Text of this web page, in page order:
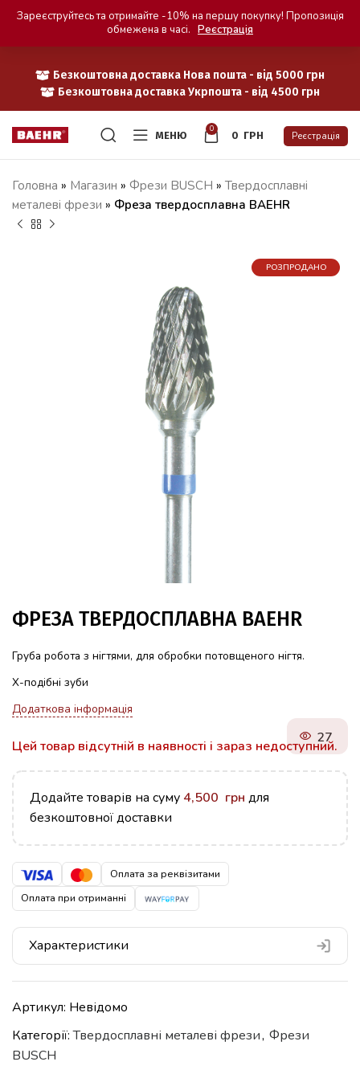
Безкоштовна доставка Нова пошта - від 5000 грн
Безкоштовна доставка Укрпошта - від 4500 грн
МЕНЮ
0
0 ГРН Реєстрація
Головна » Магазин » Фрези BUSCH » Твердосплавні
металеві фрези » Фреза твердосплавна BAEHR
РОЗПРОДАНО
ФРЕЗА ТВЕРДОСПЛАВНА BAEHR
Груба робота з нігтями, для обробки потовщеного нігтя.
Х-подібні зуби
Додаткова інформація
Цей товар відсутній в наявності і зараз недоступний.
27
Додайте товарів на суму 4,500 грн для
безкоштовної доставки
Оплата за реквізитами
Оплата при отриманні
Характеристики
Артикул: Невідомо
Категорії:Твердосплавні металеві фрези, Фрези
BUSCH
Зареєструйтесь та отримайте -10% на першу покупку! Пропозиція
обмежена в часі. Реєстрація